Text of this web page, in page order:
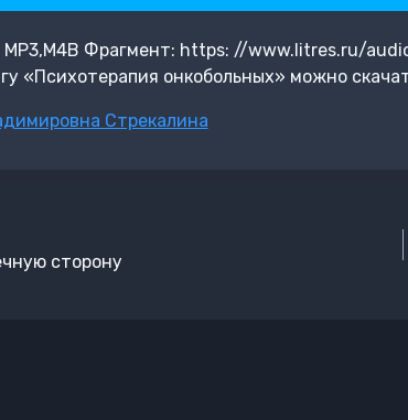
Фрагмент: https: //www.litres.ru/
«Психотерапия онкобольных» можно
Стрекалина
сторону